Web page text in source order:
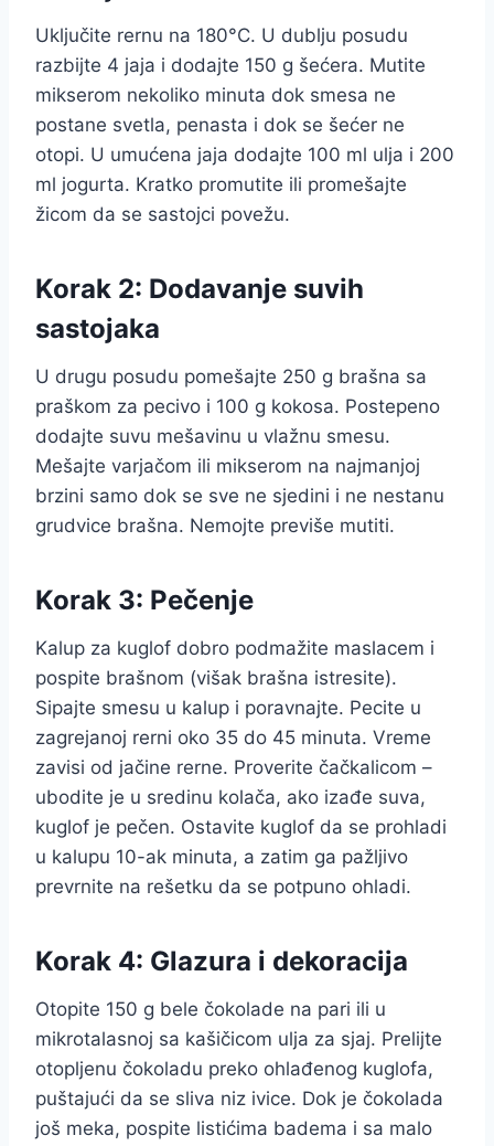
Uključite rernu na 180°C. U dublju posudu
razbijte 4 jaja i dodajte 150 g šećera. Mutite
mikserom nekoliko minuta dok smesa ne
postane svetla, penasta i dok se šećer ne
otopi. U umućena jaja dodajte 100 ml ulja i 200
ml jogurta. Kratko promutite ili promešajte
žicom da se sastojci povežu.
Korak 2: Dodavanje suvih
sastojaka
U drugu posudu pomešajte 250 g brašna sa
praškom za pecivo i 100 g kokosa. Postepeno
dodajte suvu mešavinu u vlažnu smesu.
Mešajte varjačom ili mikserom na najmanjoj
brzini samo dok se sve ne sjedini i ne nestanu
grudvice brašna. Nemojte previše mutiti.
Korak 3: Pečenje
Kalup za kuglof dobro podmažite maslacem i
pospite brašnom (višak brašna istresite).
Sipajte smesu u kalup i poravnajte. Pecite u
zagrejanoj rerni oko 35 do 45 minuta. Vreme
zavisi od jačine rerne. Proverite čačkalicom –
ubodite je u sredinu kolača, ako izađe suva,
kuglof je pečen. Ostavite kuglof da se prohladi
u kalupu 10-ak minuta, a zatim ga pažljivo
prevrnite na rešetku da se potpuno ohladi.
Korak 4: Glazura i dekoracija
Otopite 150 g bele čokolade na pari ili u
mikrotalasnoj sa kašičicom ulja za sjaj. Prelijte
otopljenu čokoladu preko ohlađenog kuglofa,
puštajući da se sliva niz ivice. Dok je čokolada
još meka, pospite listićima badema i sa malo